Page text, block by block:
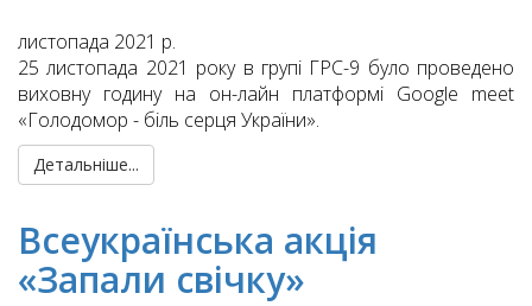
листопада 2021 р.
25 листопада 2021 року в групі ГРС-9 було проведено
виховну годину на он-лайн платформі Google meet
«Голодомор - біль серця України».
Детальніше...
Всеукраїнська акція
«Запали свічку»